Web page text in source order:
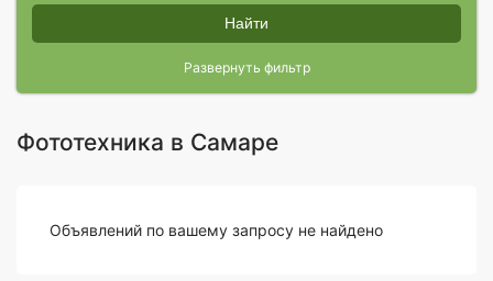
Найти
Развернуть фильтр
Фототехника в Самаре
Объявлений по вашему запросу не найдено